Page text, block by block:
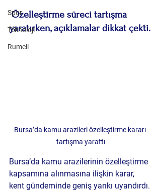
Spor
Teknoloji
Rumeli
Özelleştirme süreci tartışma
yaratırken, açıklamalar dikkat çekti.
Bursa’da kamu arazileri özelleştirme kararı
tartışma yarattı
Bursa’da kamu arazilerinin özelleştirme
kapsamına alınmasına ilişkin karar,
kent gündeminde geniş yankı uyandırdı.